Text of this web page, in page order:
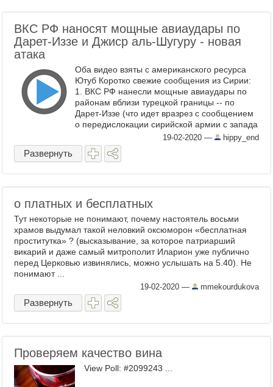
ВКС РФ наносят мощные авиаудары по
Дарет-Иззе и Джиср аль-Шугуру - новая
атака
Оба видео взяты с американского ресурса
Ютуб Коротко свежие сообщения из Сирии:
1. ВКС РФ нанесли мощные авиаудары по
районам вблизи турецкой границы -- по
Дарет-Иззе (что идет вразрез с сообщением
о передислокации сирийской армии с запада
провинции Алеппо) и Джиср аль-Шугуру на ...
19-02-2020 — hippy_end
Развернуть
о платных и бесплатных
Тут некоторые не понимают, почему настоятель восьми
храмов выдумал такой неловкий оксюморон «бесплатная
проститутка» ? (высказывание, за которое патриарший
викарий и даже самый митрополит Иларион уже публично
перед Церковью извинялись, можно услышать на 5.40). Не
понимают ...
19-02-2020 — mmekourdukova
Развернуть
Проверяем качество вина
View Poll: #2099243 ...